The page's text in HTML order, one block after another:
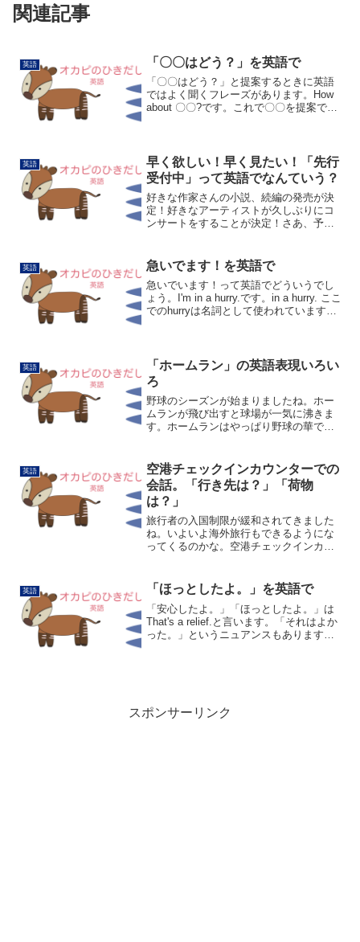
関連記事
英語 「〇〇はどう？」を英語で
「〇〇はどう？」と提案するときに英語
ではよく聞くフレーズがあります。How
about 〇〇?です。これで〇〇を提案でき
英語
早く欲しい！早く見たい！「先行
受付中」って英語でなんていう？
好きな作家さんの小説、続編の発売が決
定！好きなアーティストが久しぶりにコ
ンサートをすることが決定！さあ、予約
を英語で言ってみます。そのまま訳すと
こんな感じでしょうか？P...
英語 急いでます！を英語で
急いでいます！って英語でどういうでし
ょう。I'm in a hurry.です。in a hurry. ここ
でのhurryは名詞として使われています。
英語
「ホームラン」の英語表現いろい
ろ
野球のシーズンが始まりましたね。ホー
ムランが飛び出すと球場が一気に沸きま
す。ホームランはやっぱり野球の華で
ます。Gone! Big Fly, Ohtani-sa...
英語
空港チェックインカウンターでの
会話。「行き先は？」「荷物
は？」
旅行者の入国制限が緩和されてきました
ね。いよいよ海外旅行もできるようにな
ってくるのかな。空港チェックインカウ
地を聞く表現です。Where i...
英語 「ほっとしたよ。」を英語で
「安心したよ。」「ほっとしたよ。」は
That's a relief.と言います。「それはよか
った。」というニュアンスもあります。
スポンサーリンク